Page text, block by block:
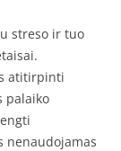
streso ir tuo
atitirpinti
palaiko
nenaudojamas